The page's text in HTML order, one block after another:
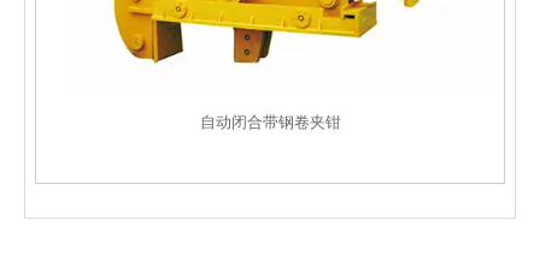
自动闭合带钢卷夹钳